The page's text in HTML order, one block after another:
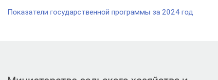
Показатели государственной программы за 2024 год